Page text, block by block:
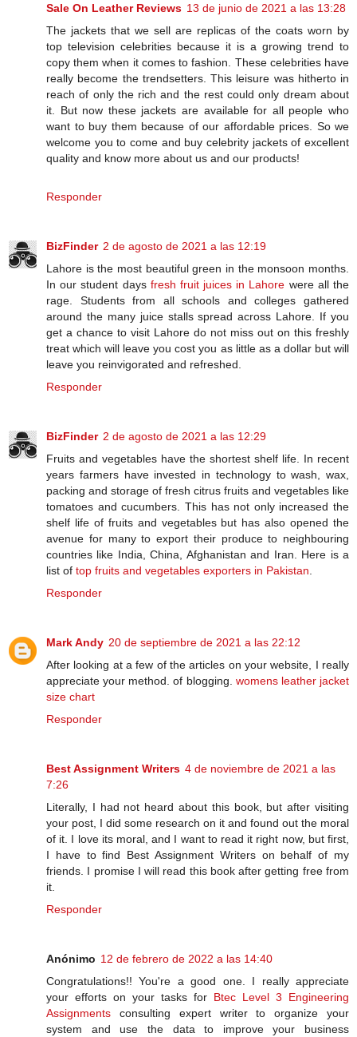
Sale On Leather Reviews 13 de junio de 2021 a las 13:28
The jackets that we sell are replicas of the coats worn by
top television celebrities because it is a growing trend to
copy them when it comes to fashion. These celebrities have
really become the trendsetters. This leisure was hitherto in
reach of only the rich and the rest could only dream about
it. But now these jackets are available for all people who
want to buy them because of our affordable prices. So we
welcome you to come and buy celebrity jackets of excellent
quality and know more about us and our products!
Responder
BizFinder 2 de agosto de 2021 a las 12:19
Lahore is the most beautiful green in the monsoon months.
In our student days fresh fruit juices in Lahore were all the
rage. Students from all schools and colleges gathered
around the many juice stalls spread across Lahore. If you
get a chance to visit Lahore do not miss out on this freshly
treat which will leave you cost you as little as a dollar but will
leave you reinvigorated and refreshed.
Responder
BizFinder 2 de agosto de 2021 a las 12:29
Fruits and vegetables have the shortest shelf life. In recent
years farmers have invested in technology to wash, wax,
packing and storage of fresh citrus fruits and vegetables like
tomatoes and cucumbers. This has not only increased the
shelf life of fruits and vegetables but has also opened the
avenue for many to export their produce to neighbouring
countries like India, China, Afghanistan and Iran. Here is a
list of top fruits and vegetables exporters in Pakistan
Responder
Mark Andy 20 de septiembre de 2021 a las 22:12
After looking at a few of the articles on your website, I really
appreciate your method. of blogging. womens leather jacket
size chart
Responder
Best Assignment Writers 4 de noviembre de 2021 a las
7:26
Literally, I had not heard about this book, but after visiting
your post, I did some research on it and found out the moral
of it. I love its moral, and I want to read it right now, but first,
I have to find Best Assignment Writers on behalf of my
friends. I promise I will read this book after getting free from
it.
Responder
Anónimo 12 de febrero de 2022 a las 14:40
Congratulations!! You're a good one. I really appreciate
your efforts on your tasks for Btec Level 3 Engineering
Assignments consulting expert writer to organize your
system and use the data to improve your business